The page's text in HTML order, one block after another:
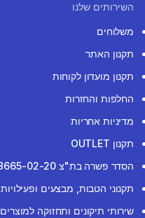
השירותים שלנו
משלוחים
תקנון האתר
תקנון מועדון לקוחות
החלפות והחזרות
מדיניות אחריות
תקנון OUTLET
הסדר פשרה בת"צ 18665-02-20
תקנוני הטבות, מבצעים ופעילויות
שירותי תיקונים ותחזוקה למוצרים